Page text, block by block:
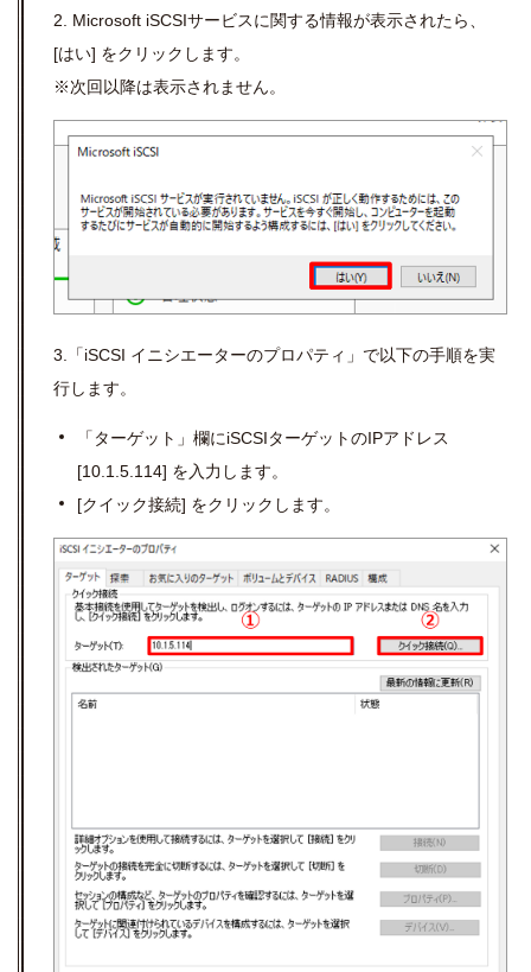
2. Microsoft iSCSIサービスに関する情報が表示されたら、
[はい] をクリックします。
※次回以降は表示されません。
3.「iSCSI イニシエーターのプロパティ」で以下の手順を実
行します。
「ターゲット」欄にiSCSIターゲットのIPアドレス
[10.1.5.114] を入力します。
[クイック接続] をクリックします。